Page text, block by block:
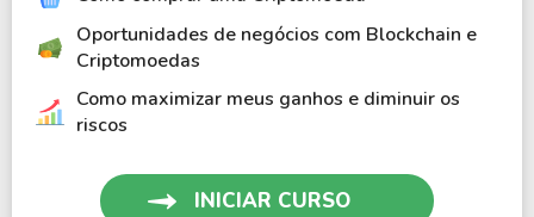
Oportunidades de negócios com Blockchain e
Criptomoedas
Como maximizar meus ganhos e diminuir os
riscos
INICIAR CURSO